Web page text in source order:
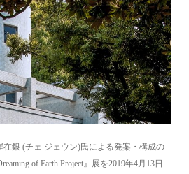
銀 (チェ ジェウン)氏による発案・構成の
of Earth Project』展を2019年4月13日